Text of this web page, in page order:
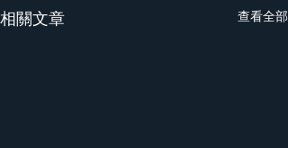
相關文章 查看全部